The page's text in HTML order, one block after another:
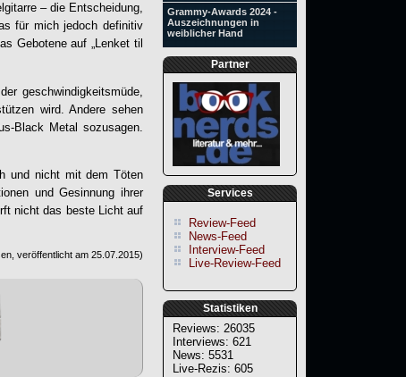
Grammy-Awards 2024 -
Auszeichnungen in
weiblicher Hand
Partner
Services
Review-Feed
News-Feed
Interview-Feed
Live-Review-Feed
Statistiken
Reviews: 26035
Interviews: 621
News: 5531
Live-Rezis: 605
– die Entscheidung,
für mich jedoch definitiv
Gebotene auf „Lenket til
geschwindigkeitsmüde,
wird. Andere sehen
Black Metal sozusagen.
und nicht mit dem Töten
und Gesinnung ihrer
nicht das beste Licht auf
veröffentlicht am 25.07.2015)